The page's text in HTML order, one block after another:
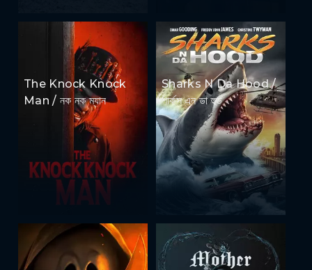
The Knock Knock
Man / নক নক ম্যান
Sharks N Da Hood /
শার্কস এন ডা হুড